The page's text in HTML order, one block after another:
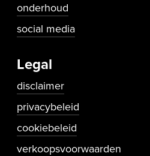
onderhoud
social media
Legal
disclaimer
privacybeleid
cookiebeleid
verkoopsvoorwaarden